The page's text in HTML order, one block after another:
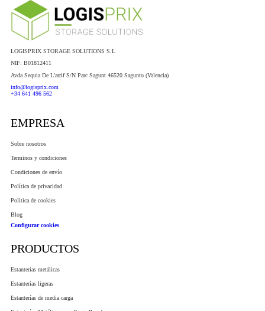
LOGISPRIX STORAGE SOLUTIONS S.L
NIF: B01812411
Avda Sequia De L’arrif S/N Parc Sagunt 46520 Sagunto (Valencia)
info@logisprix.com
+34 641 496 562
EMPRESA
Sobre nosotros
Terminos y condiciones
Condiciones de envío
Política de privacidad
Política de cookies
Blog
Configurar cookies
PRODUCTOS
Estanterías metálicas
Estanterías ligeras
Estanterías de media carga